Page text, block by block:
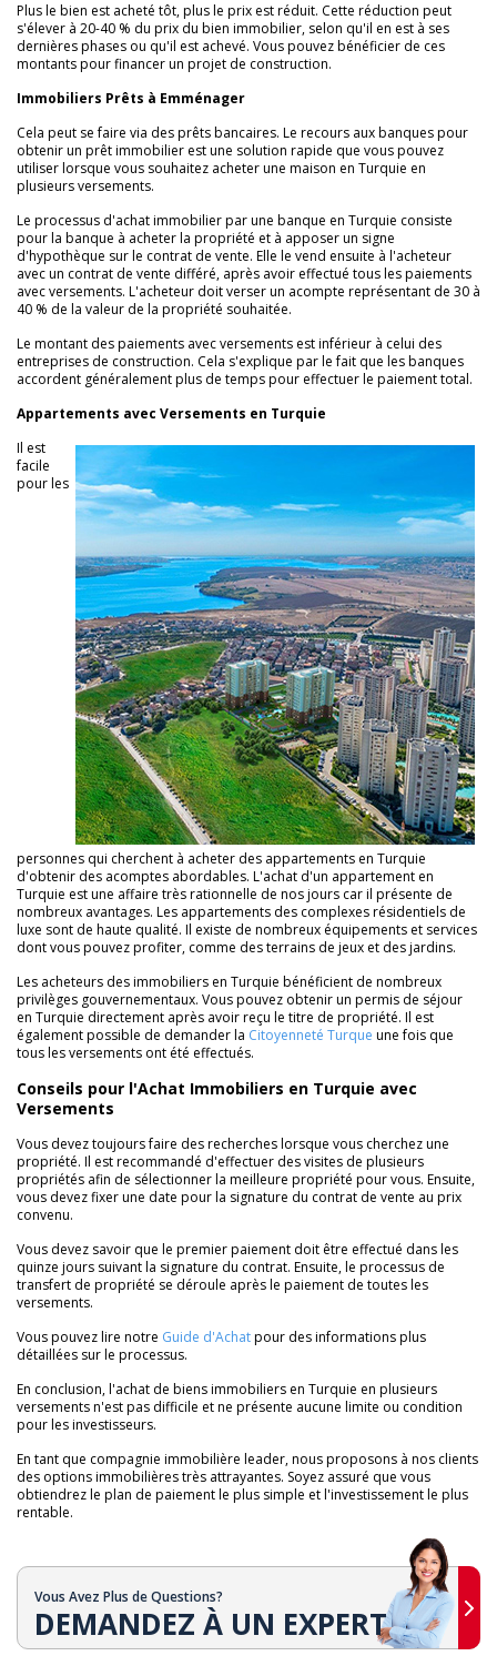
Plus le bien est acheté tôt, plus le prix est réduit. Cette réduction peut
s'élever à 20-40 % du prix du bien immobilier, selon qu'il en est à ses
dernières phases ou qu'il est achevé. Vous pouvez bénéficier de ces
montants pour financer un projet de construction.
Immobiliers Prêts à Emménager
Cela peut se faire via des prêts bancaires. Le recours aux banques pour
obtenir un prêt immobilier est une solution rapide que vous pouvez
utiliser lorsque vous souhaitez acheter une maison en Turquie en
plusieurs versements.
Le processus d'achat immobilier par une banque en Turquie consiste
pour la banque à acheter la propriété et à apposer un signe
d'hypothèque sur le contrat de vente. Elle le vend ensuite à l'acheteur
avec un contrat de vente différé, après avoir effectué tous les paiements
avec versements. L'acheteur doit verser un acompte représentant de 30 à
40 % de la valeur de la propriété souhaitée.
Le montant des paiements avec versements est inférieur à celui des
entreprises de construction. Cela s'explique par le fait que les banques
accordent généralement plus de temps pour effectuer le paiement total.
Appartements avec Versements en Turquie
Il est
facile
pour les
personnes qui cherchent à acheter des appartements en Turquie
d'obtenir des acomptes abordables. L'achat d'un appartement en
Turquie est une affaire très rationnelle de nos jours car il présente de
nombreux avantages. Les appartements des complexes résidentiels de
luxe sont de haute qualité. Il existe de nombreux équipements et services
dont vous pouvez profiter, comme des terrains de jeux et des jardins.
Les acheteurs des immobiliers en Turquie bénéficient de nombreux
privilèges gouvernementaux. Vous pouvez obtenir un permis de séjour
en Turquie directement après avoir reçu le titre de propriété. Il est
également possible de demander la Citoyenneté Turque une fois que
tous les versements ont été effectués.
Conseils pour l'Achat Immobiliers en Turquie avec
Versements
Vous devez toujours faire des recherches lorsque vous cherchez une
propriété. Il est recommandé d'effectuer des visites de plusieurs
propriétés afin de sélectionner la meilleure propriété pour vous. Ensuite,
vous devez fixer une date pour la signature du contrat de vente au prix
convenu.
Vous devez savoir que le premier paiement doit être effectué dans les
quinze jours suivant la signature du contrat. Ensuite, le processus de
transfert de propriété se déroule après le paiement de toutes les
versements.
Vous pouvez lire notre Guide d'Achatpour des informations plus
détaillées sur le processus.
En conclusion, l'achat de biens immobiliers en Turquie en plusieurs
versements n'est pas difficile et ne présente aucune limite ou condition
pour les investisseurs.
En tant que compagnie immobilière leader, nous proposons à nos clients
des options immobilières très attrayantes. Soyez assuré que vous
obtiendrez le plan de paiement le plus simple et l'investissement le plus
rentable.
Vous Avez Plus de Questions?
DEMANDEZ À UN EXPERT